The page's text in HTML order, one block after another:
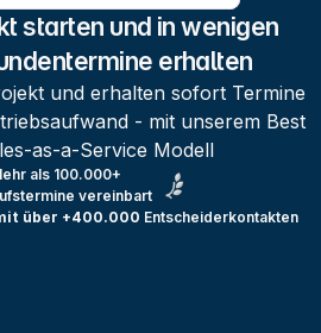
starten und in wenigen
erhalten
und erhalten sofort Termine
- mit unserem Best
as-a-Service Modell
als 100.000+
vereinbart
über +400.000 Entscheiderkontakten